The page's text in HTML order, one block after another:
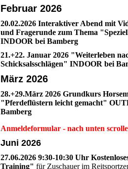
Februar 2026
20.02.2026 Interaktiver Abend mit
und Fragerunde zum Thema
INDOOR bei Bamberg
21.+22. Januar 2026 "Weiterleben
Schicksalsschlägen" INDOOR bei
März 2026
28.+29.März 2026 Grundkurs
"Pferdeflüstern leicht gemacht"
Bamberg
Anmeldeformular - nach unten
Juni 2026
27.06.2026 9:30-10:30 Uhr
Training" für Zuschauer im